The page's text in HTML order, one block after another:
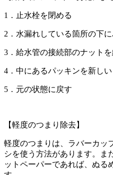
1．止水栓を閉める
2．水漏れしている箇所の下
3．給水管の接続部のナット
4．中にあるパッキンを新し
5．元の状態に戻す
【軽度のつまり除去】
軽度のつまりは、ラバーカッ
シを使う方法があります。ま
ットペーパーであれば、ぬる